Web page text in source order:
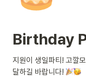
Birthday
지원이 생일파티! 고깔
달하길 바랍니다!